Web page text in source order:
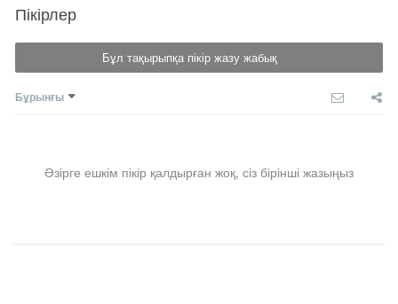
Пікірлер
Бұл тақырыпқа пікір жазу жабық
Бұрынғы
Әзірге ешкім пікір қалдырған жоқ, сіз бірінші жазыңыз